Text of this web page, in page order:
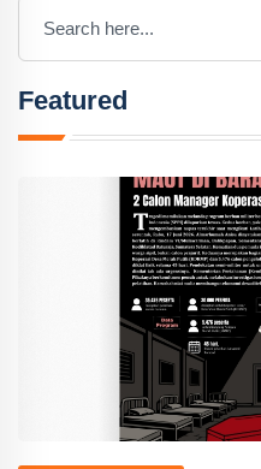
Featured